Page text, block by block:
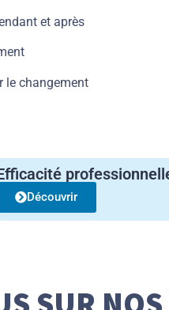
et après
le changement
Découvrir